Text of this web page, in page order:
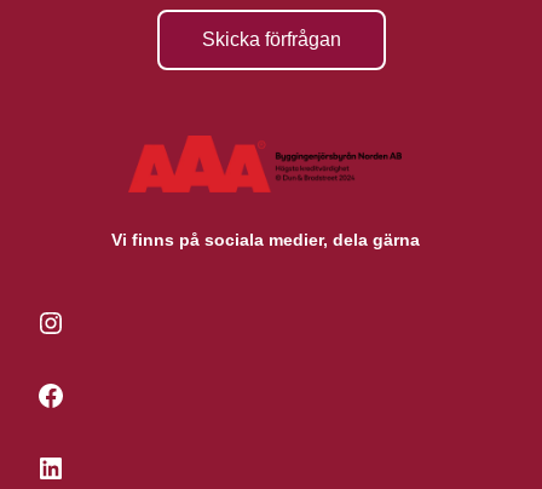
Skicka förfrågan
Vi finns på sociala medier, dela gärna
Instagram
Facebook
LinkedIn